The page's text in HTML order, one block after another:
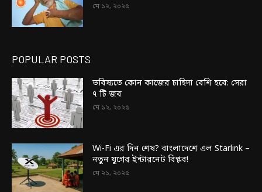
মে ১২, ২০২৫
POPULAR POSTS
ভবিষ্যতে কোন কাজের চাহিদা বেশি হবে: সেরা
৭ টি জব
মে ১২, ২০২৫
Wi-Fi এর দিন শেষ? বাংলাদেশে এল Starlink –
নতুন যুগের ইন্টারনেট বিপ্লব!
মে ২১, ২০২৫